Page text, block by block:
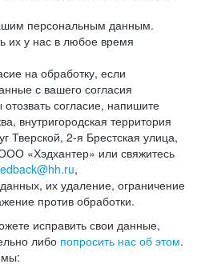
персональным данным.
их у нас в любое время
на обработку, если
с вашего согласия
согласие, напишите
внутригородская территория
Тверской, 2-я Брестская улица,
«Хэдхантер» или свяжитесь
,
их удаление, ограничение
против обработки.
исправить свои данные,
либо попросить нас об этом.
мы: